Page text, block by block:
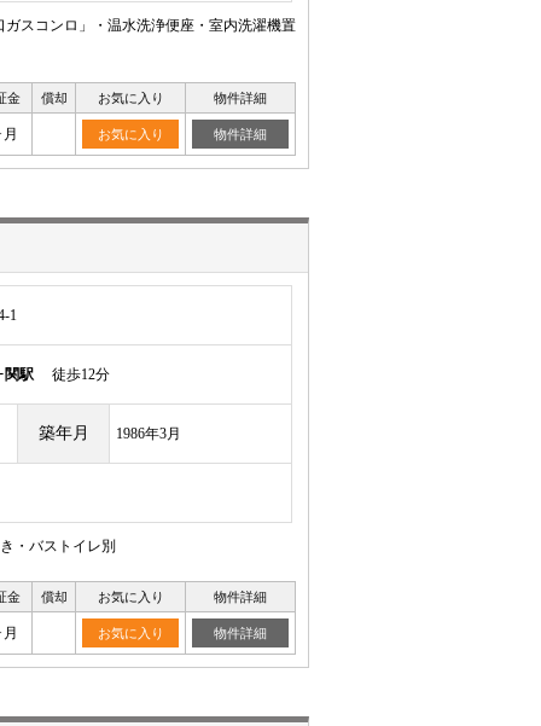
スコンロ」・温水洗浄便座・室内洗濯機置
金 償却 お気に入り 物件詳細
お気に入り 物件詳細
1
関駅 徒歩12分
築年月 1986年3月
・バストイレ別
金 償却 お気に入り 物件詳細
お気に入り 物件詳細